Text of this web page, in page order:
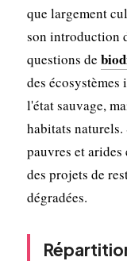
que largement
son introduction
questions de
des écosystèmes
l'état sauvage,
habitats naturels.
pauvres et
des projets de
dégradées.